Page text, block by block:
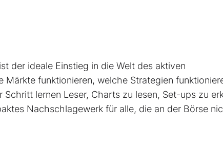
der ideale Einstieg in die Welt des aktiven
funktionieren, welche Strategien
lernen Leser, Charts zu lesen, Set-ups zu
Nachschlagewerk für alle, die an der Börse